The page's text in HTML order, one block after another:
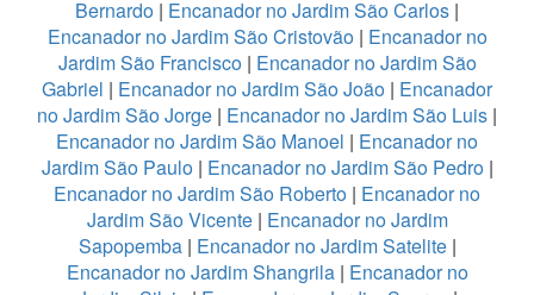
Bernardo | Encanador no Jardim São Carlos |
Encanador no Jardim São Cristovão| Encanador no
Jardim São Francisco| Encanador no Jardim São
Gabriel | Encanador no Jardim São João | Encanador
no Jardim São Jorge | Encanador no Jardim São Luis |
Encanador no Jardim São Manoel | Encanador no
Jardim São Paulo| Encanador no Jardim São Pedro|
Encanador no Jardim São Roberto | Encanador no
Jardim São Vicente| Encanador no Jardim
Sapopemba| Encanador no Jardim Satelite|
Encanador no Jardim Shangrila| Encanador no